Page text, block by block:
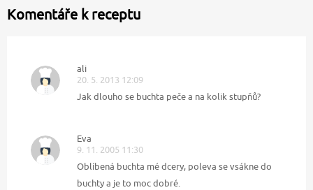
Komentáře k receptu
ali
20. 5. 2013 12:09
Jak dlouho se buchta peče a na kolik stupňů?
Eva
9. 11. 2005 11:30
Oblíbená buchta mé dcery, poleva se vsákne do
buchty a je to moc dobré.